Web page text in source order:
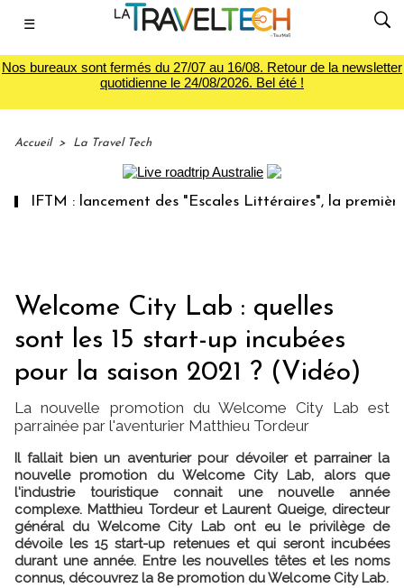
☰
Nos bureaux sont fermés du 27/07 au 16/08. Retour de la newsletter
quotidienne le 24/08/2026. Bel été !
Accueil > La Travel Tech
: lancement des "Escales Littéraires", la première
Welcome City Lab : quelles
sont les 15 start-up incubées
pour la saison 2021 ? (Vidéo)
La nouvelle promotion du Welcome City Lab est
parrainée par l'aventurier Matthieu Tordeur
Il fallait bien un aventurier pour dévoiler et parrainer la
nouvelle promotion du Welcome City Lab, alors que
l'industrie touristique connait une nouvelle année
complexe. Matthieu Tordeur et Laurent Queige, directeur
général du Welcome City Lab ont eu le privilège de
dévoile les 15 start-up retenues et qui seront incubées
durant une année. Entre les nouvelles têtes et les noms
connus, découvrez la 8e promotion du Welcome City Lab.